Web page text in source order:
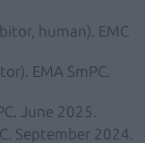
human). EMC
EMA SmPC.
June 2025.
September 2024.